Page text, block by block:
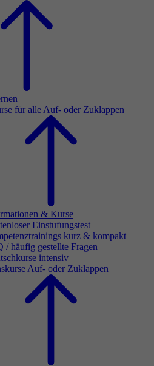
für alle Auf- oder Zuklappen
& Kurse
Einstufungstest
kurz & kompakt
/ häufig gestellte Fragen
intensiv
Auf- oder Zuklappen